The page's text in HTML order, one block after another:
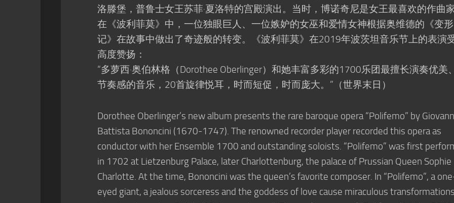
洛滕堡，普鲁士女王苏菲·夏洛特的宫殿演出。当时，博诺奇尼是女王最喜欢的作曲家
在《波利菲莫》中，一位独眼巨人、一位嫉妒的女巫和爱情女神根据奥维德的《变形
记》在故事中做出了奇迹般的转变。《波利菲莫》在2019年波茨坦音乐节上的表演
高度赞扬：
“多萝西·奥伯林格（Dorothee Oberlinger）和她丰富多彩的1700乐团最擅长演奏优美
节奏感的音乐，20首旋律悦耳，时而短促，时而庞大。”（世界末日）
Dorothee Oberlinger’s new album presents the rare baroque opera “Polifemo” by
Battista Bononcini (1670-1747). The renowned recorder player recorded this opera as
conductor with her Ensemble 1700 and outstanding soloists. “Polifemo” was first
in 1702 at Lietzenburg Palace, later Charlottenburg, the palace of Prussian Queen Sophie
Charlotte. At the time, Bononcini was the queen’s favorite composer. In “Polifemo”, a
eyed giant, a jealous sorceress and the goddess of love cause miraculous